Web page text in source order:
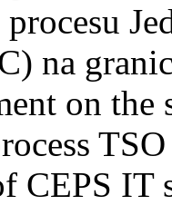
na
on
CEPS IT